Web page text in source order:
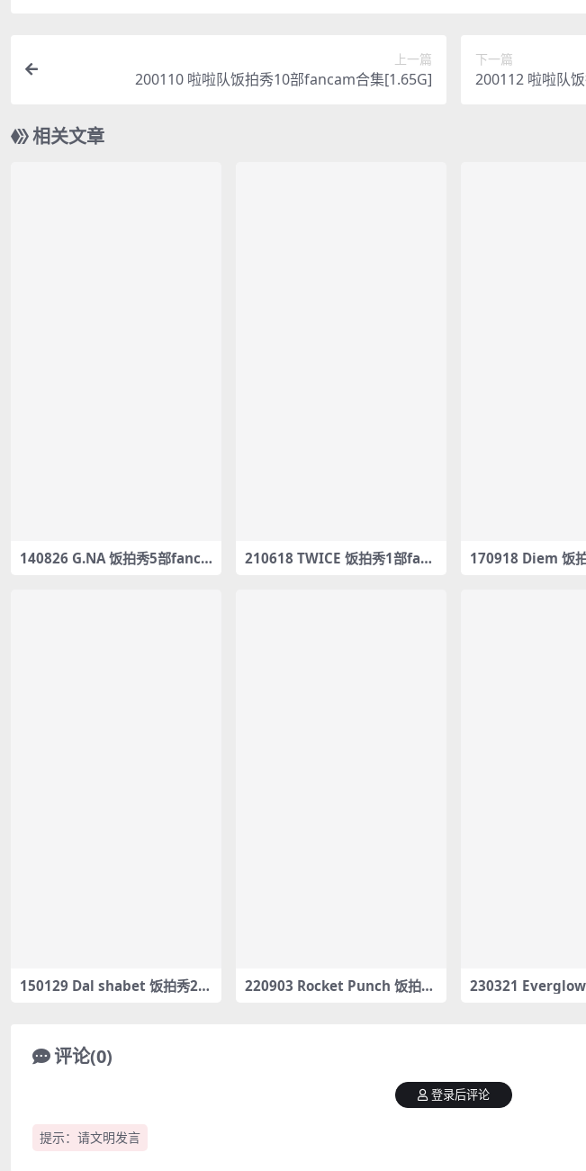
上一篇
200110 啦啦队饭拍秀10部fancam合集[1.65G]
下一篇
200112 啦啦队
相关文章
140826 G.NA 饭拍秀5部fanca
210618 TWICE 饭拍秀1部fanc
170918 Diem 饭
150129 Dal shabet 饭拍秀2部
220903 Rocket Punch 饭拍秀
230321 Everglow
评论(0)
提示：请文明发言
登录后评论